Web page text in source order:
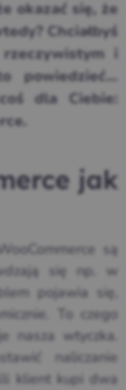
okazać się, że
Chciałbyś
i
powiedzieć…
dla Ciebie:
jak
są
się np. w
pojawia się,
To czego
nasza wtyczka.
naliczanie
klient kupi dwa